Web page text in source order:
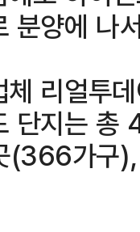
분양에 나
리얼투
단지는 총
(366가구